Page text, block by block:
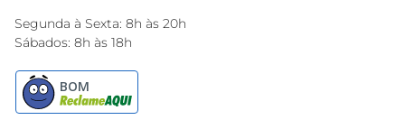
Encarte do Dia
Segunda à Sexta: 8h às 20h
Sábados: 8h às 18h